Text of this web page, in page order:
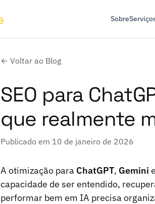
Sobre
← Voltar ao Blog
SEO para
que realmente
Publicado em 10 de janeiro de 2026
A otimização para ChatGPT, Gemini e
capacidade de ser entendido,
performar bem em IA precisa